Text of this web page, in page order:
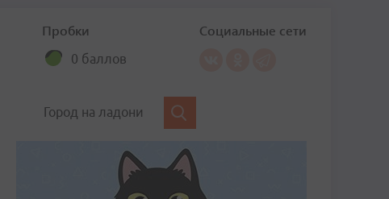
Пробки
0 баллов
Социальные сети
Город на ладони